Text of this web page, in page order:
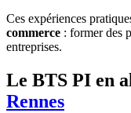
Ces expériences
commerce : former des
entreprises.
Le BTS PI en
Rennes